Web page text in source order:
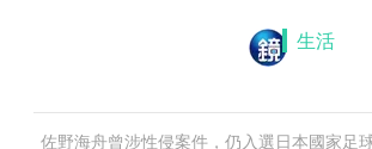
生活
佐野海舟曾涉性侵案件，仍入選日本國家足